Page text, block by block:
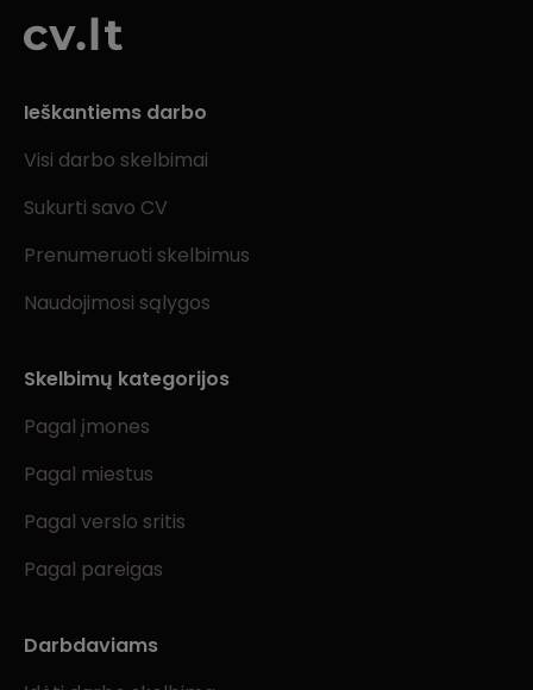
Ieškantiems darbo
Visi darbo skelbimai
Sukurti savo CV
Prenumeruoti skelbimus
Naudojimosi sąlygos
Skelbimų kategorijos
Pagal įmones
Pagal miestus
Pagal verslo sritis
Pagal pareigas
Darbdaviams